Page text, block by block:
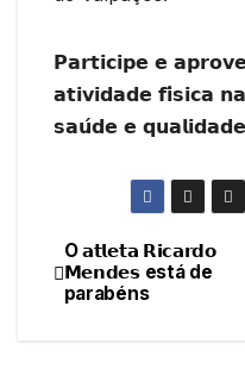
𝗣𝗮𝗿𝘁𝗶𝗰𝗶𝗽𝗲 𝗲
𝗮𝘁𝗶𝘃𝗶𝗱𝗮𝗱𝗲 𝗳𝗶́𝘀𝗶𝗰𝗮
𝘀𝗮𝘂́𝗱𝗲 𝗲
Navegação
de
O 𝗮𝘁𝗹𝗲𝘁𝗮 𝗥𝗶𝗰𝗮𝗿𝗱𝗼
𝗠𝗲𝗻𝗱𝗲𝘀 está de
parabéns